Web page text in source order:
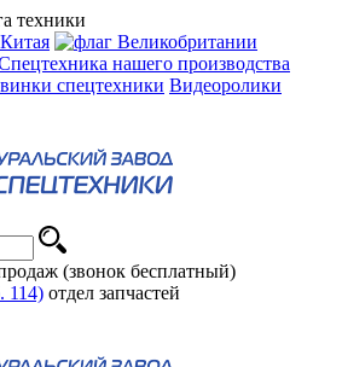
техники
нашего производства
спецтехники Видеоролики
(звонок бесплатный)
114) отдел запчастей